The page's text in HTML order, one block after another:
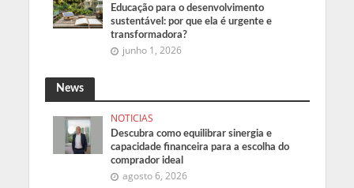
Educação para o desenvolvimento
sustentável: por que ela é urgente e
transformadora?
junho 1, 2026
News
NOTICIAS
Descubra como equilibrar sinergia e
capacidade financeira para a escolha do
comprador ideal
agosto 6, 2026